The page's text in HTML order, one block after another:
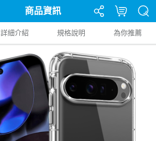
商品資訊
詳細介紹 規格說明 為你推薦